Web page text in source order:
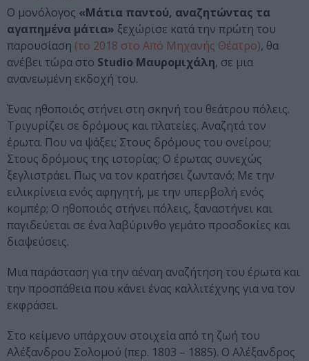
Ο μονόλογος «Μάτια παντού, αναζητώντας τα
αγαπημένα μάτια» ξεχώρισε κατά την πρώτη του
παρουσίαση (το 2018 στο Από Μηχανής Θέατρο), θα
ανέβει τώρα στο Studio Μαυρομιχάλη, σε μια
ανανεωμένη εκδοχή του.
Ένας ηθοποιός στήνει στη σκηνή του θεάτρου πόλεις.
Τριγυρίζει σε δρόμους και πλατείες. Αναζητά τον
έρωτα. Που να ψάξει; Στους δρόμους του ονείρου;
Στους δρόμους της ιστορίας; Ο έρωτας συνεχώς
ξεγλιστράει. Πως να τον κρατήσει ζωντανό; Με την
ειλικρίνεια ενός αφηγητή, με την υπερβολή ενός
κομπέρ; Ο ηθοποιός στήνει πόλεις, ξαναστήνει και
παγιδεύεται σε ένα λαβύρινθο γεμάτο προσδοκίες και
διαψεύσεις.
Μια παράσταση για την αέναη αναζήτηση του έρωτα και
την προσπάθεια που κάνει ένας καλλιτέχνης για να τον
εκφράσει.
Στο κείμενο υπάρχουν στοιχεία από τη ζωή του
Αλέξανδρου Σολομού (περ. 1803 – 1885). Ο Αλέξανδρος